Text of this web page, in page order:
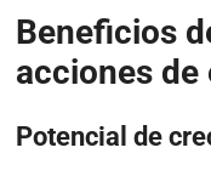
Beneficios
acciones de
Potencial de